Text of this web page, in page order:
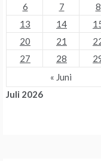
Juli 2026
6
7 8
13
14
20
21
27
28
« Juni